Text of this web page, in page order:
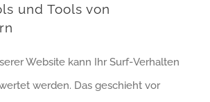
und Tools von
Website kann Ihr Surf-Verhalten
werden. Das geschieht vor